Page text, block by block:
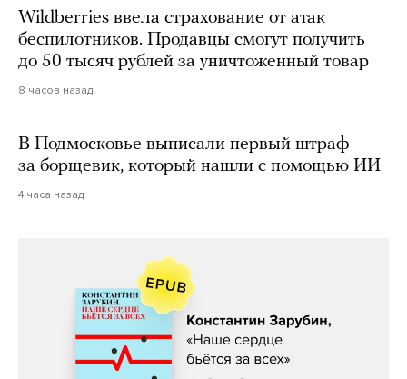
Wildberries ввела страхование от атак
беспилотников. Продавцы смогут получить
до 50 тысяч рублей за уничтоженный товар
8 часов назад
В Подмосковье выписали первый штраф
за борщевик, который нашли с помощью ИИ
4 часа назад